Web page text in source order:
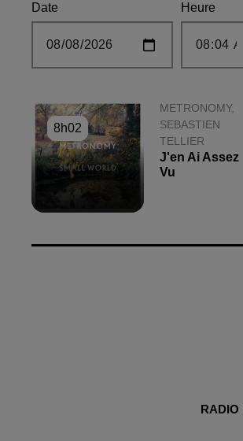
Date Heure
8h02
8h02
METRONOMY,
SEBASTIEN
TELLIER
J'en Ai Assez
Vu
RADIO